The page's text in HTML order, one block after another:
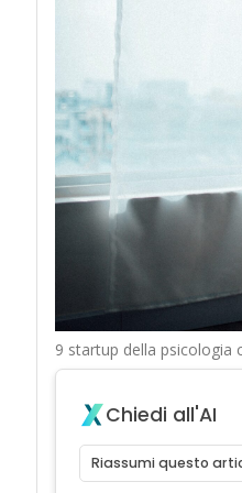
9 startup della psicologia
Chiedi all'AI
Riassumi questo